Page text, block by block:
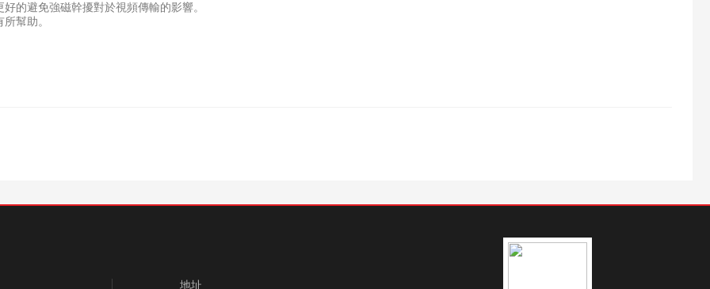
的避免強磁幹擾對於視頻傳輸的影響。
幫助。
地址